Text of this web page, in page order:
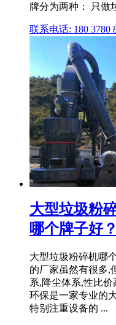
牌分为两种： 只做
联系电话: 180 3780
大型垃圾粉
哪个牌子好
大型垃圾粉碎机哪
的厂家虽然有很多,
系,降尘体系,性比
环保是一家专业的
特别注重设备的 ...